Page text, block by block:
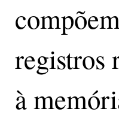
registros
à